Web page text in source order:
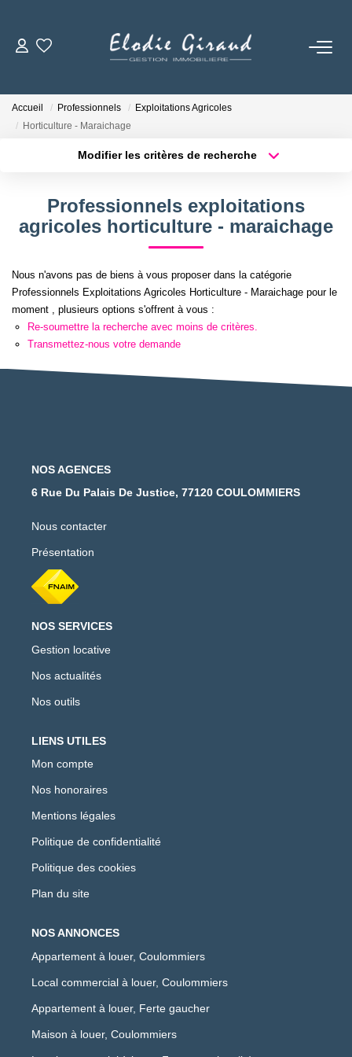
GESTION LOCATIVE
NOS TARIFS
CONTACT
Accueil Professionnels
Exploitations Agricoles
Horticulture - Maraichage
Modifier les critères de recherche
Surface min Budget max
Professionnels exploitations
agricoles horticulture - maraichage
Nous n'avons pas de biens à vous proposer dans la catégorie
Professionnels Exploitations Agricoles Horticulture - Maraichage pour le
moment , plusieurs options s'offrent à vous :
Re-soumettre la recherche avec moins de critères.
Transmettez-nous votre demande
NOS AGENCES
6 Rue Du Palais De Justice, 77120 COULOMMIERS
Nous contacter
Présentation
NOS SERVICES
Gestion locative
Nos actualités
Nos outils
LIENS UTILES
Mon compte
Nos honoraires
Mentions légales
Politique de confidentialité
Politique des cookies
Plan du site
NOS ANNONCES
Appartement à louer, Coulommiers
Local commercial à louer, Coulommiers
Appartement à louer, Ferte gaucher
Maison à louer, Coulommiers